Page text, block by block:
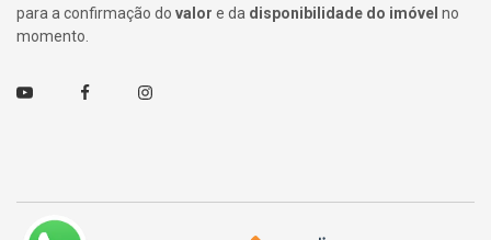
para a confirmação do valor e da disponibilidade do imóvel no
momento.
Youtube FacebookInstagram